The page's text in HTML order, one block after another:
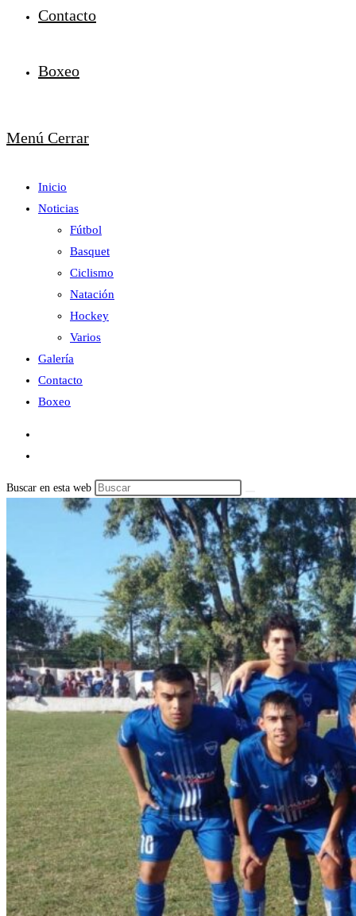
Contacto
Boxeo
Menú Cerrar
Inicio
Noticias
Fútbol
Basquet
Ciclismo
Natación
Hockey
Varios
Galería
Contacto
Boxeo
Buscar en esta web